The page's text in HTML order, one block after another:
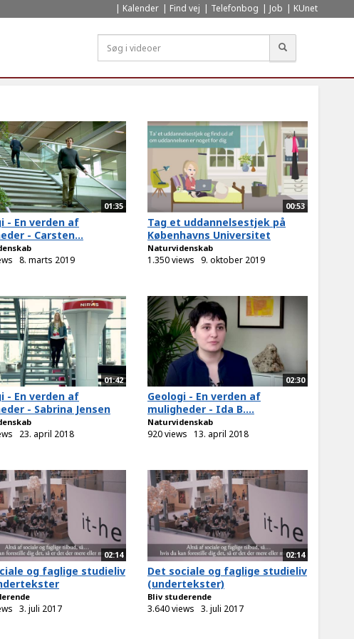
Kalender Find vej Telefonbog Job KUnet
01:35
- En verden af
- Carsten...
8. marts 2019
00:53
Tag et uddannelsestjek på
Københavns Universitet
Naturvidenskab
1.350 views 9. oktober 2019
01:42
- En verden af
- Sabrina Jensen
23. april 2018
02:30
Geologi - En verden af
muligheder - Ida B....
Naturvidenskab
920 views 13. april 2018
02:14
og faglige studieliv
3. juli 2017
02:14
Det sociale og faglige studieliv
(undertekster)
Bliv studerende
3.640 views 3. juli 2017